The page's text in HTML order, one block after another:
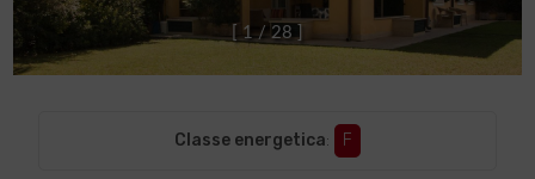
1 / 28 ]
Classe energetica: F